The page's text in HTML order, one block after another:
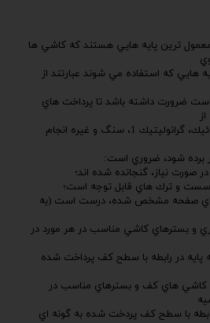
ترين پايه هايي هستند كه كاشي ها
هايي كه استفاده مي شوند عبارتند از
ضرورت داشته باشد تا پرداخت هاي
قبيل كاشي هاي سراميكي، موزائيك، گرانوليتيك 1، سنگ و غيره انجام
برده شود، ضروري است:
سست و ترك هاي قابل توجه است؛
براي صفحه مشخص شده، درست است (به
و بسترهاي كاشي مناسب در هر مورد در
در رابطه با سطح كف پرداخت شده
كاشي هاي كف و بسترهاي مناسب در
با سطح كف پردخت شده به گونه اي